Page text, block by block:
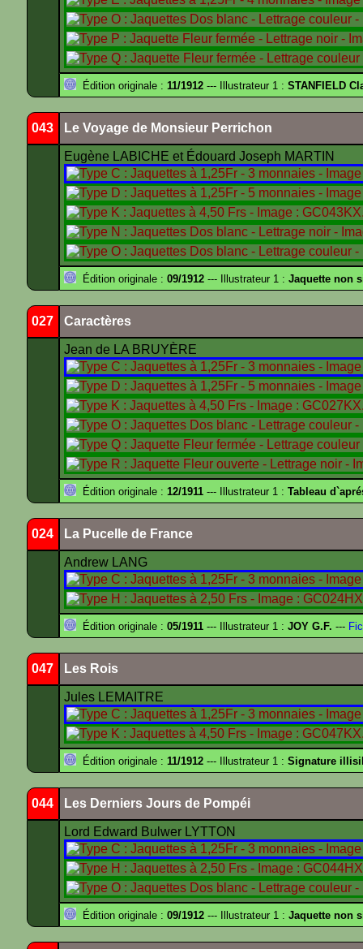
Édition originale : 11/1912 --- Illustrateur 1 : STANFIELD
043 Le Voyage de Monsieur Perrichon
Eugène LABICHE et Édouard Joseph MARTIN
Édition originale : 09/1912 --- Illustrateur 1 : Jaquette non
027 Caractères
Jean de LA BRUYÈRE
Édition originale : 12/1911 --- Illustrateur 1 : Tableau
024 La Pucelle de France
Andrew LANG
Édition originale : 05/1911 --- Illustrateur 1 : JOY G.F. ---
047 Les Rois
Jules LEMAITRE
Édition originale : 11/1912 --- Illustrateur 1 : Signature
044 Les Derniers Jours de Pompéi
Lord Edward Bulwer LYTTON
Édition originale : 09/1912 --- Illustrateur 1 : Jaquette non